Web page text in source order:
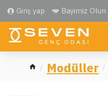
Giriş yap Bayimiz Olun
Modüller